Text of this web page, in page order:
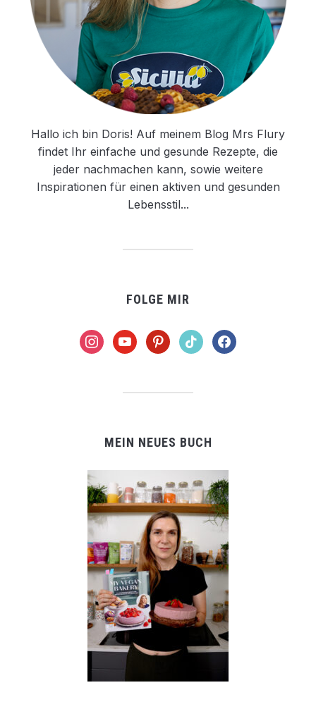
Hallo ich bin Doris! Auf meinem Blog Mrs Flury
findet Ihr einfache und gesunde Rezepte, die
jeder nachmachen kann, sowie weitere
Inspirationen für einen aktiven und gesunden
Lebensstil...
FOLGE MIR
instagramyoutubepinteresttiktok facebook
MEIN NEUES BUCH